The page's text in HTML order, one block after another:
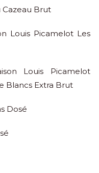
Brut
Louis Picamelot Les
Louis Picamelot
Blancs Extra Brut
Dosé